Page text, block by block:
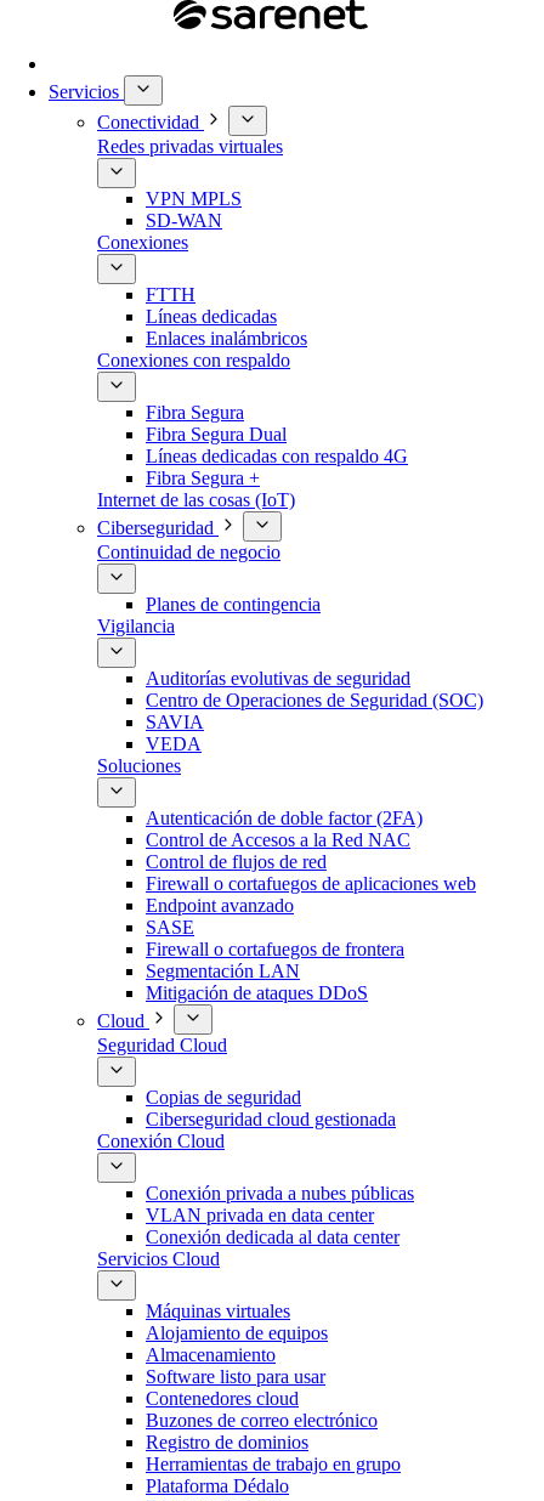
Servicios
Conectividad
Redes privadas virtuales
VPN MPLS
SD-WAN
Conexiones
FTTH
Líneas dedicadas
Enlaces inalámbricos
Conexiones con respaldo
Fibra Segura
Fibra Segura Dual
Líneas dedicadas con respaldo 4G
Fibra Segura +
Internet de las cosas (IoT)
Ciberseguridad
Continuidad de negocio
Planes de contingencia
Vigilancia
Auditorías evolutivas de seguridad
Centro de Operaciones de Seguridad (SOC)
SAVIA
VEDA
Soluciones
Autenticación de doble factor (2FA)
Control de Accesos a la Red NAC
Control de flujos de red
Firewall o cortafuegos de aplicaciones web
Endpoint avanzado
SASE
Firewall o cortafuegos de frontera
Segmentación LAN
Mitigación de ataques DDoS
Cloud
Seguridad Cloud
Copias de seguridad
Ciberseguridad cloud gestionada
Conexión Cloud
Conexión privada a nubes públicas
VLAN privada en data center
Conexión dedicada al data center
Servicios Cloud
Máquinas virtuales
Alojamiento de equipos
Almacenamiento
Software listo para usar
Contenedores cloud
Buzones de correo electrónico
Registro de dominios
Herramientas de trabajo en grupo
Plataforma Dédalo